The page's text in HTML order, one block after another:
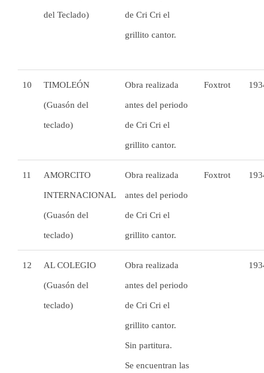
del Teclado) de Cri Cri el
grillito cantor.
10 TIMOLEÓN
(Guasón del
teclado)
Obra realizada
antes del periodo
de Cri Cri el
grillito cantor.
Foxtrot
11 AMORCITO
INTERNACIONAL
(Guasón del
teclado)
Obra realizada
antes del periodo
de Cri Cri el
grillito cantor.
Foxtrot
12 AL COLEGIO
(Guasón del
teclado)
Obra realizada
antes del periodo
de Cri Cri el
grillito cantor.
Sin partitura.
Se encuentran las